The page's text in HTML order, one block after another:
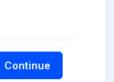
Continue